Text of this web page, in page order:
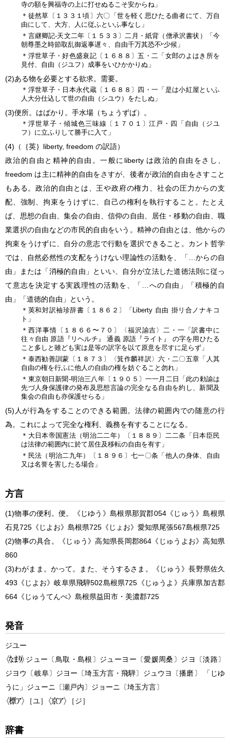
寺の額を興福寺の上に打せぬるこそ安からね」
＊徒然草〔１３３１頃〕六〇「世を軽く思ひたる曲者にて、万自
由にして、大方、人に従ふといふ事なし」
＊言継卿記‐天文二年〔１５３３〕二月・紙背（僧承沢書状）「今
朝尊墨之時節取乱御返事遅々、自由千万其恐不 少候」
＊浮世草子・好色盛衰記〔１６８８〕五・二「女郎のよはき所を
見付、自由（ジユフ）成事をいひかかりぬ」
(2)ある物を必要とする欲求。需要。
＊浮世草子・日本永代蔵〔１６８８〕四・一「是は小紅屋といふ
人大分仕込して世の自由（シユウ）をたしぬ」
(3)便所。はばかり。手水場（ちょうずば）。
＊浮世草子・傾城色三味線〔１７０１〕江戸・四「自由（ジユ
フ）に立ふりして勝手に入て」
(4) （ ｛英｝ liberty, freedom の訳語）
政治的自由と精神的自由。一般にliberty は政治的自由をさし、
freedom は主に精神的自由をさすが、後者が政治的自由をさすこと
もある。政治的自由とは、王や政府の権力、社会の圧力からの支
配、強制、拘束をうけずに、自己の権利を執行すること。たとえ
ば、思想の自由、集会の自由、信仰の自由、居住・移動の自由、職
業選択の自由などの市民的自由をいう。精神の自由とは、他からの
拘束をうけずに、自分の意志で行動を選択できること。カント哲学
では、自然必然性の支配をうけない理論性の活動を、「…からの自
由」または「消極的自由」といい、自分が立法した道徳法則に従っ
て意志を決定する実践理性の活動を、「…への自由」「積極的自
由」「道徳的自由」という。
＊英和対訳袖珍辞書〔１８６２〕「Liberty 自由 掛リ合ノナキコ
ト」
＊西洋事情〔１８６６〜７０〕〈福沢諭吉〉二・一「訳書中に
往々自由 原語『リヘルチ』 通義 原語『ライト』 の字を用ひたる
こと多しと雖ども実は是等の訳字を以て原意を尽すに足らず」
＊泰西勧善訓蒙〔１８７３〕〈箕作麟祥訳〉六・二〇五章「人其
自由の権を行ふに他人の自由の権を妨ぐること勿れ」
＊東京朝日新聞‐明治三八年〔１９０５〕一一月二日「此の勅諭は
先づ人身保護律の発布及思想言論の完全なる自由を約し、新聞及
集会の自由も亦保護せらる」
(5) 人が行為をすることのできる範囲。法律の範囲内での随意の行
為。これによって完全な権利、義務を有することになる。
＊大日本帝国憲法（明治二二年）〔１８８９〕二二条「日本臣民
は法律の範囲内に於て居住及移転の自由を有す」
＊民法（明治二九年）〔１８９６〕七一〇条「他人の身体、自由
又は名誉を害したる場合」
方言
(1)物事の便利。便。 《 じゆう 》島根県那賀郡054《 じゅう 》島根県
石見725 《 じよお》 島根県725 《 じょお》 愛知県尾張567島根県725
(2)物事の具合。 《 じゅう 》高知県長岡郡864 《 じゅうよお》高知県
860
(3)わがまま。かって。また、そうするさま。 《 じゅう 》長野県佐久
493 《 じよお》岐阜県飛騨502島根県725 《 じゅうよ 》 兵庫県加古郡
664 《 じゅうてんべ》 島根県益田市・美濃郡725
発音
ジユー
ジュー 〔鳥取・島根〕 ジューヨー 〔愛媛周桑〕 ジヨ
〔淡路〕
ジヨウ
〔岐阜〕 ジヨー 〔埼玉方言・飛騨〕 ジュウヨ 〔播磨〕
「じゆ
うに」ジューニ
〔瀬戸内〕 ジョーニ
〔埼玉方言〕
［ユ］
［ジ］
辞書